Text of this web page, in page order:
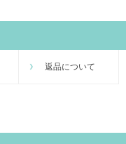
返品について